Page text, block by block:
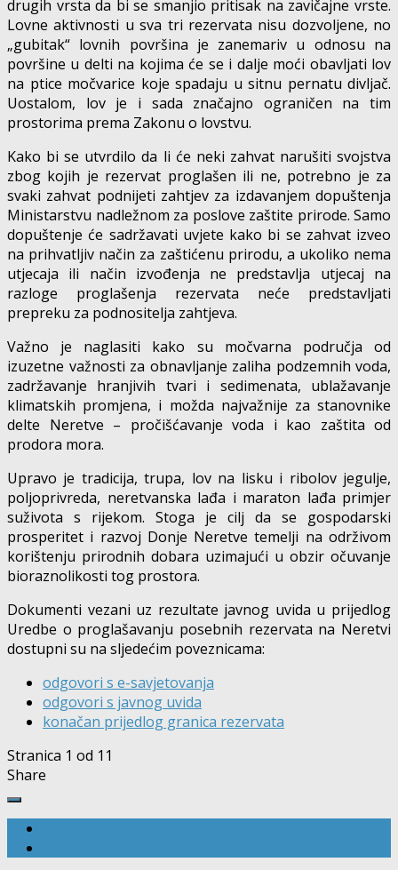
drugih vrsta da bi se smanjio pritisak na zavičajne vrste.
Lovne aktivnosti u sva tri rezervata nisu dozvoljene, no
„gubitak“ lovnih površina je zanemariv u odnosu na
površine u delti na kojima će se i dalje moći obavljati lov
na ptice močvarice koje spadaju u sitnu pernatu divljač.
Uostalom, lov je i sada značajno ograničen na tim
prostorima prema Zakonu o lovstvu.
Kako bi se utvrdilo da li će neki zahvat narušiti svojstva
zbog kojih je rezervat proglašen ili ne, potrebno je za
svaki zahvat podnijeti zahtjev za izdavanjem dopuštenja
Ministarstvu nadležnom za poslove zaštite prirode. Samo
dopuštenje će sadržavati uvjete kako bi se zahvat izveo
na prihvatljiv način za zaštićenu prirodu, a ukoliko nema
utjecaja ili način izvođenja ne predstavlja utjecaj na
razloge proglašenja rezervata neće predstavljati
prepreku za podnositelja zahtjeva.
Važno je naglasiti kako su močvarna područja od
izuzetne važnosti za obnavljanje zaliha podzemnih voda,
zadržavanje hranjivih tvari i sedimenata, ublažavanje
klimatskih promjena, i možda najvažnije za stanovnike
delte Neretve – pročišćavanje voda i kao zaštita od
prodora mora.
Upravo je tradicija, trupa, lov na lisku i ribolov jegulje,
poljoprivreda, neretvanska lađa i maraton lađa primjer
suživota s rijekom. Stoga je cilj da se gospodarski
prosperitet i razvoj Donje Neretve temelji na održivom
korištenju prirodnih dobara uzimajući u obzir očuvanje
bioraznolikosti tog prostora.
Dokumenti vezani uz rezultate javnog uvida u prijedlog
Uredbe o proglašavanju posebnih rezervata na Neretvi
dostupni su na sljedećim poveznicama:
odgovori s e-savjetovanja
odgovori s javnog uvida
konačan prijedlog granica rezervata
Stranica 1 od 1 1
Share